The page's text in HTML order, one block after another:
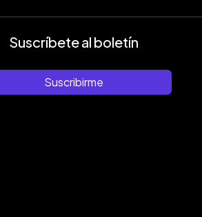
Suscríbete al boletín
Suscribirme